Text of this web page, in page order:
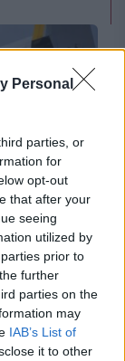
Personal
parties, or
for
opt-out
that after your
seeing
utilized by
prior to
further
parties on the
may
IAB’s List of
it to other
stârnește
acuzațiile